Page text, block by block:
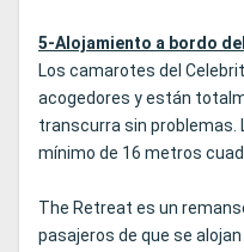
5-Alojamiento a bordo
Los camarotes del
acogedores y están
transcurra sin problemas.
mínimo de 16 metros
The Retreat es un
pasajeros de que se